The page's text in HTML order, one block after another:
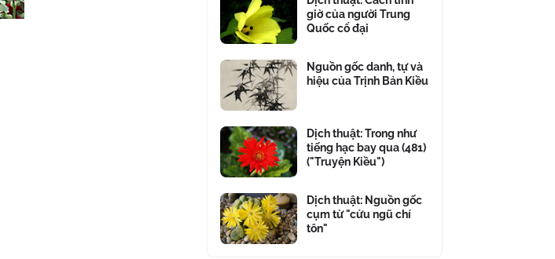
giờ của người Trung
Quốc cổ đại
Nguồn gốc danh, tự và
hiệu của Trịnh Bản Kiều
Dịch thuật: Trong như
tiếng hạc bay qua (481)
("Truyện Kiều")
Dịch thuật: Nguồn gốc
cụm từ "cửu ngũ chí
tôn"